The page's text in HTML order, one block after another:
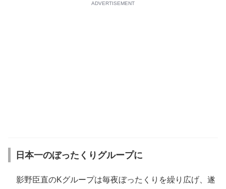
ADVERTISEMENT
日本一のぼったくりグループに
影野臣直のKグループは毎夜ぼったくりを繰り広げ、遂